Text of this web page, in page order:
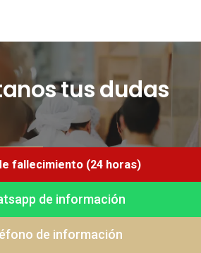
fallecimiento (24 horas)
de información
de información
tus dudas
CONTÁCTANOS
(24 horas)
Tfno información
Tfno urgencias